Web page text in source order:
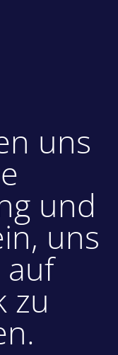
uns
und
uns
zu